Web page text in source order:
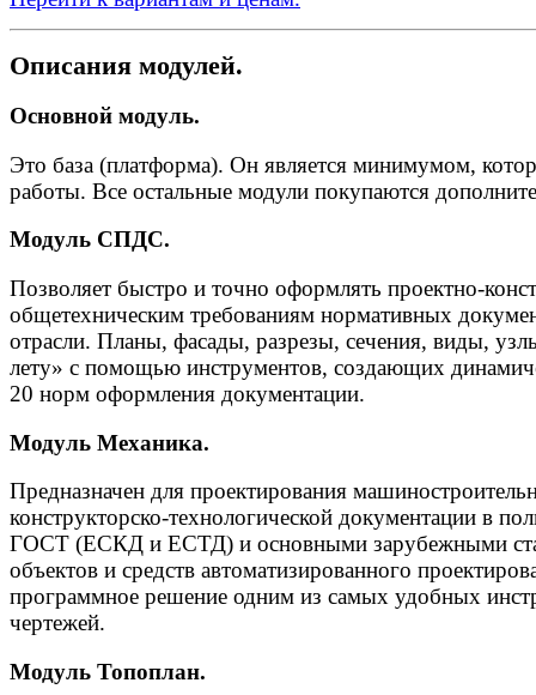
Описания модулей.
Основной модуль.
Это база (платформа). Он является минимумом,
работы. Все остальные модули покупаются
Модуль СПДС.
Позволяет быстро и точно оформлять проектно-
общетехническим требованиям нормативных
отрасли. Планы, фасады, разрезы, сечения, виды,
лету» с помощью инструментов, создающих
20 норм оформления документации.
Модуль Механика.
Предназначен для проектирования
конструкторско-технологической документации в
ГОСТ (ЕСКД и ЕСТД) и основными зарубежными
объектов и средств автоматизированного
программное решение одним из самых удобных
чертежей.
Модуль Топоплан.